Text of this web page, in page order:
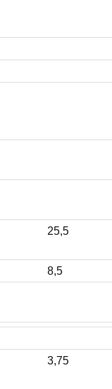
25,5
8,5
3,75